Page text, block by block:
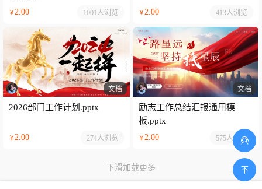
￥2.00 1001人浏览 ￥2.00 413人浏览
文档
2026部门工作计划.pptx
￥2.00 274人浏览
文档
励志工作总结汇报通用模
板.pptx
￥2.00 575人浏览
下滑加载更多